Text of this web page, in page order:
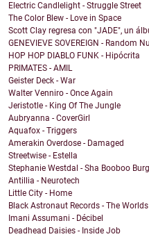
Electric Candlelight - Struggle Street
The Color Blew - Love in Space
Scott Clay regresa con "JADE", un
GENEVIEVE SOVEREIGN - Random
HOP HOP DIABLO FUNK - Hipócrita
PRIMATES - AMIL
Geister Deck - War
Walter Venniro - Once Again
Jeristotle - King Of The Jungle
Aubryanna - CoverGirl
Aquafox - Triggers
Amerakin Overdose - Damaged
Streetwise - Estella
Stephanie Westdal - Sha Booboo
Antillia - Neurotech
Little City - Home
Black Astronaut Records - The
Imani Assumani - Décibel
Deadhead Daisies - Inside Job